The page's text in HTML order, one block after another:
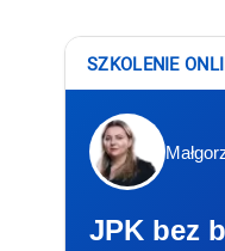
SZKOLENIE
JPK bez